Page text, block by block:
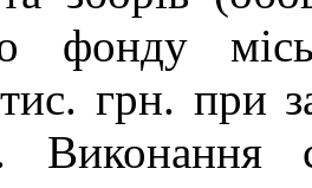
фонду
грн. при
Виконання